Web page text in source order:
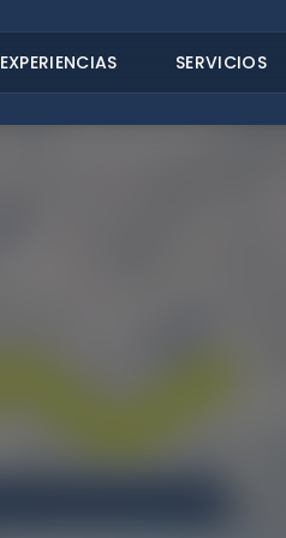
EXPERIENCIAS SERVICIOS